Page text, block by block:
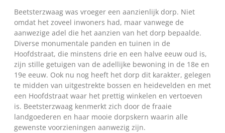
Beetsterzwaag was vroeger een aanzienlijk dorp. Niet
omdat het zoveel inwoners had, maar vanwege de
aanwezige adel die het aanzien van het dorp bepaalde.
Diverse monumentale panden en tuinen in de
Hoofdstraat, die minstens drie en een halve eeuw oud is,
zijn stille getuigen van de adellijke bewoning in de 18e en
19e eeuw. Ook nu nog heeft het dorp dit karakter, gelegen
te midden van uitgestrekte bossen en heidevelden en met
een Hoofdstraat waar het prettig winkelen en vertoeven
is. Beetsterzwaag kenmerkt zich door de fraaie
landgoederen en haar mooie dorpskern waarin alle
gewenste voorzieningen aanwezig zijn.